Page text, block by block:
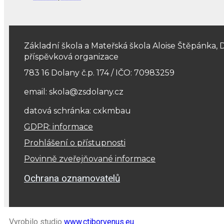
Základní škola a Mateřská škola Aloise Štěpánka,
příspěvková organizace
783 16 Dolany č.p. 174 / IČO: 70983259
email: skola@zsdolany.cz
datová schránka: cxkmbau
GDPR: informace
Prohlášení o přístupnosti
Povinně zveřejňované informace
Ochrana oznamovatelů
Vyrobilo studio www.ctiborvenus.eu